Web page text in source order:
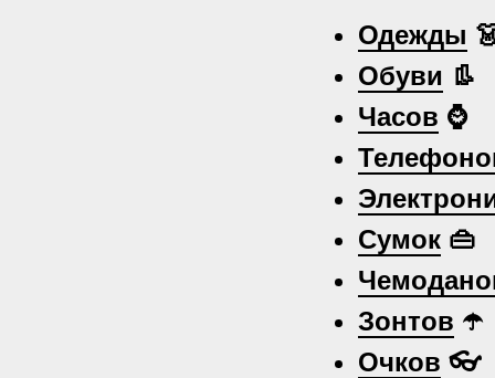
Одежды
Обуви 👢
Часов ⌚
Сумок 👜
Зонтов ☂️
Очков 👓